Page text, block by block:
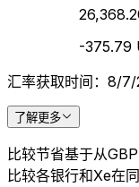
-375.79
汇率获取时间：8/
了解更多
比较节省基于从
比较各银行和Xe在